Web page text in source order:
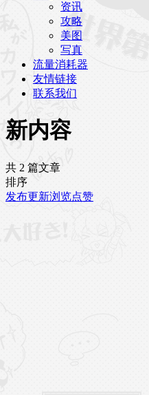
资讯
攻略
美图
写真
流量消耗器
友情链接
联系我们
新内容
共 2 篇文章
排序
发布更新浏览点赞